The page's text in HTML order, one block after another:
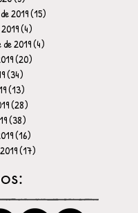
2019(15)
(4)
2019(4)
(20)
(34)
(13)
(28)
(38)
(16)
(17)